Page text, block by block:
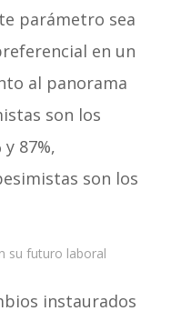
parámetro sea
en un
al panorama
son los
87%,
son los
su futuro laboral
instaurados